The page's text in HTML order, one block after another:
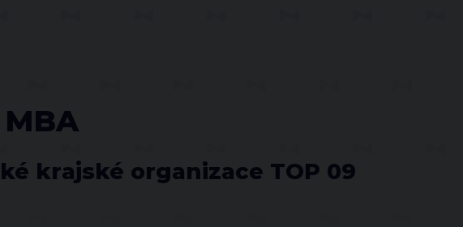
krajské organizace TOP 09